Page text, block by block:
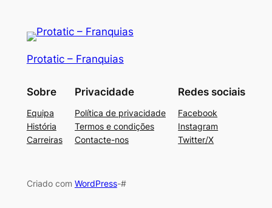
Protatic – Franquias
Sobre
Equipa
História
Carreiras
Privacidade
Política de privacidade
Termos e condições
Contacte-nos
Redes sociais
Facebook
Instagram
Twitter/X
Criado com WordPress-#